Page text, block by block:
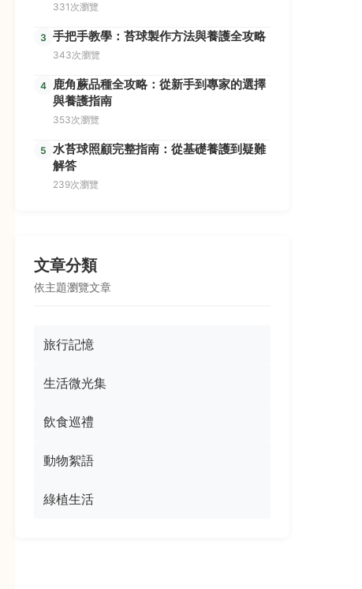
331次瀏覽
3 手把手教學：苔球製作方法與養護全攻略
343次瀏覽
4 鹿角蕨品種全攻略：從新手到專家的選擇
與養護指南
353次瀏覽
5 水苔球照顧完整指南：從基礎養護到疑難
解答
239次瀏覽
文章分類
依主題瀏覽文章
旅行記憶
生活微光集
飲食巡禮
動物絮語
綠植生活